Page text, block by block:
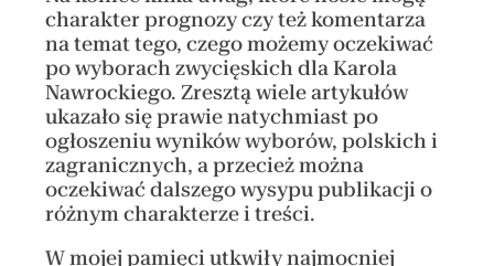
charakter prognozy czy też komentarza
na temat tego, czego możemy oczekiwać
po wyborach zwycięskich dla Karola
Nawrockiego. Zresztą wiele artykułów
ukazało się prawie natychmiast po
ogłoszeniu wyników wyborów, polskich i
zagranicznych, a przecież można
oczekiwać dalszego wysypu publikacji o
różnym charakterze i treści.
W mojej pamięci utkwiły najmocniej